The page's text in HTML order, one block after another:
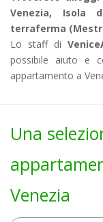
Venezia, Isola
terraferma
Lo staff di
possibile aiuto e
appartamento a
Una
Venezia